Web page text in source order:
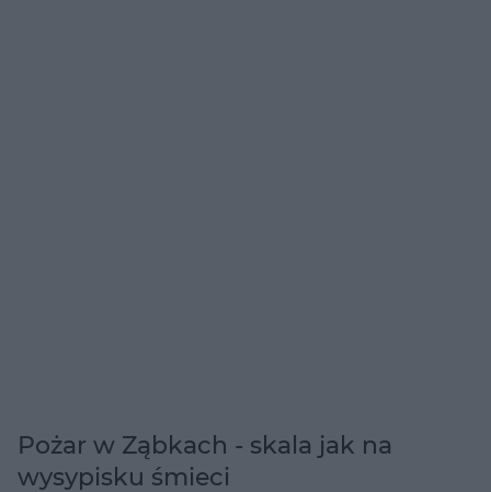
Pożar w Ząbkach - skala jak na
wysypisku śmieci